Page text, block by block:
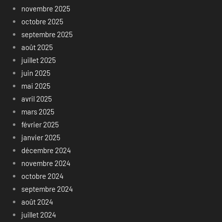
novembre 2025
octobre 2025
septembre 2025
août 2025
juillet 2025
juin 2025
mai 2025
avril 2025
mars 2025
février 2025
janvier 2025
décembre 2024
novembre 2024
octobre 2024
septembre 2024
août 2024
juillet 2024